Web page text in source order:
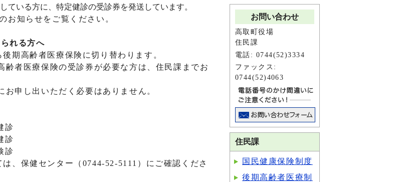
ている方に、特定健診の受診券を発送しています。
お知らせをご覧ください。
れる方へ
期高齢者医療保険に切り替わります。
者医療保険の受診券が必要な方は、住民課までお
申し出いただく必要はありません。
診
診
診
、保健センター（0744-52-5111）にご確認くださ
お問い合わせ
高取町役場
住民課
電話: 0744(52)3334
ファックス:
0744(52)4063
住民課
国民健康保険制度
後期高齢者医療制